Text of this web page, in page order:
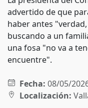
advertido de que
haber antes
buscando a un
una fosa "no va a
encuentre".
Fecha: 08/05/
Localización: